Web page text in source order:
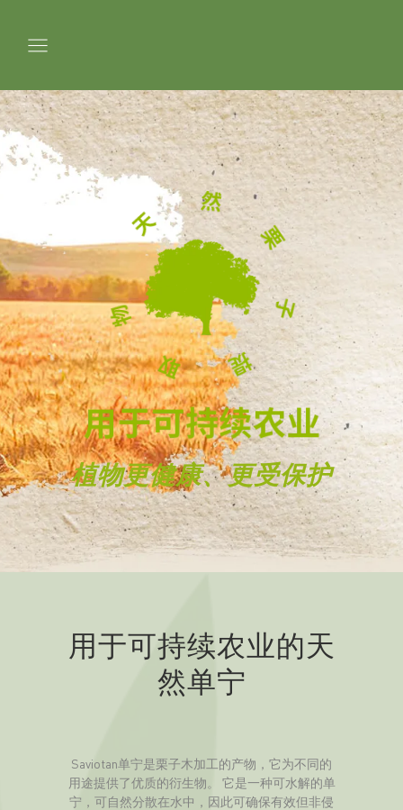
植物更健康、更受保护
用于可持续农业的天
然单宁
Saviotan单宁是栗子木加工的产物，它为不同的
用途提供了优质的衍生物。 它是一种可水解的单
宁，可自然分散在水中，因此可确保有效但非侵